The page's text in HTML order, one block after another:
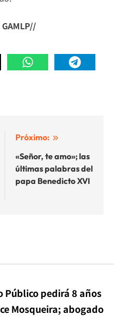
Próximo:
«Señor, te amo»; las
últimas palabras del
papa Benedicto XVI
Público pedirá 8 años
Mosqueira; abogado